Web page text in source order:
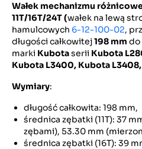
Wałek mechanizmu
11T/16T/24T (wałek na lewą
hamulcowych 6-12-100-02,
długości całkowitej198 mm do
marki Kubotaserii Kubota
Kubota L3400, Kubota
Wymiary:
długość całkowita: 198 mm,
średnica zębatki (11T): 37
zębami), 53.30 mm
średnica zębatki (16T): 39